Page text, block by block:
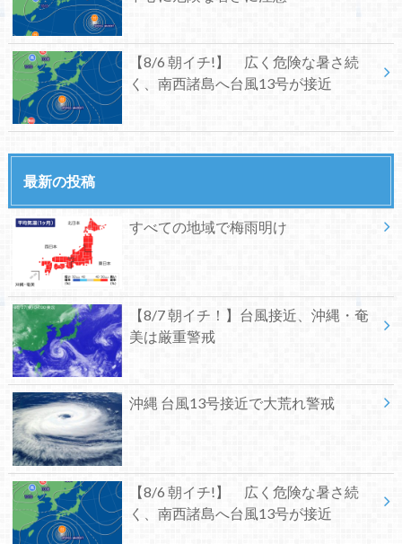
【8/6 朝イチ!】 広く危険な暑さ続
く、南西諸島へ台風13号が接近
最新の投稿
すべての地域で梅雨明け
【8/7 朝イチ！】台風接近、沖縄・奄
美は厳重警戒
沖縄 台風13号接近で大荒れ警戒
【8/6 朝イチ!】 広く危険な暑さ続
く、南西諸島へ台風13号が接近